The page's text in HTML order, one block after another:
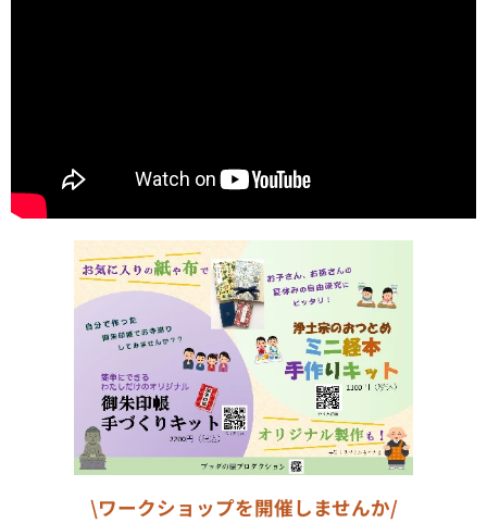
\ワークショップを開催しませんか/